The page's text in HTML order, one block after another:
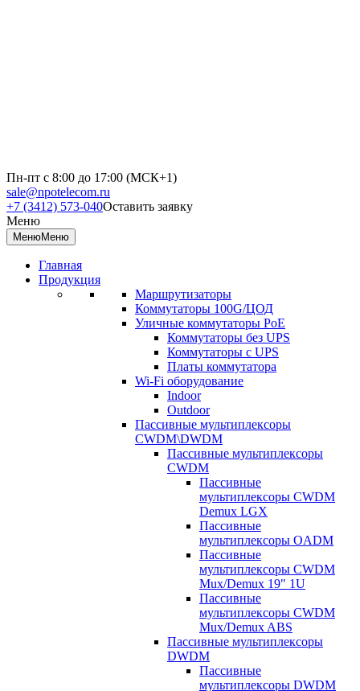
Пн-пт с 8:00 до 17:00 (МСК+1)
sale@npotelecom.ru
+7 (3412) 573-040Оставить заявку
Меню
МенюМеню
Главная
Продукция
Маршрутизаторы
Коммутаторы 100G/ЦОД
Уличные коммутаторы PoE
Коммутаторы без UPS
Коммутаторы с UPS
Платы коммутатора
Wi-Fi оборудование
Indoor
Outdoor
Пассивные мультиплексоры
CWDM\DWDM
Пассивные мультиплексоры
CWDM
Пассивные
мультиплексоры CWDM
Demux LGX
Пассивные
мультиплексоры OADM
Пассивные
мультиплексоры CWDM
Mux/Demux 19" 1U
Пассивные
мультиплексоры CWDM
Mux/Demux ABS
Пассивные мультиплексоры
DWDM
Пассивные
мультиплексоры DWDM